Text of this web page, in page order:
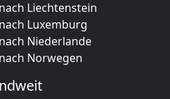
Liechtenstein
Luxemburg
Niederlande
Norwegen